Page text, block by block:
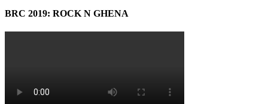
BRC 2019: ROCK N GHENA